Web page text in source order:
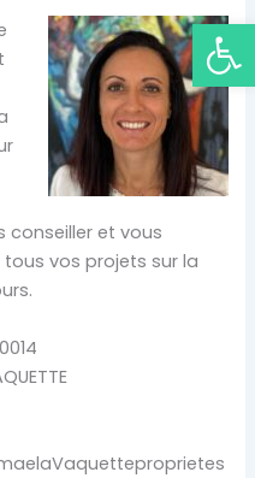
Ouvrir
conseiller et vous
vos projets sur la